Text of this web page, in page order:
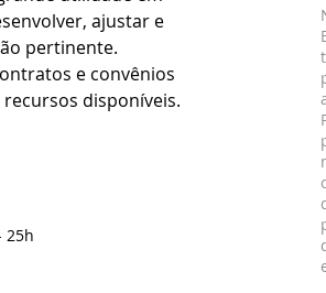
ajustar e
pertinente.
e convênios
disponíveis.
25h